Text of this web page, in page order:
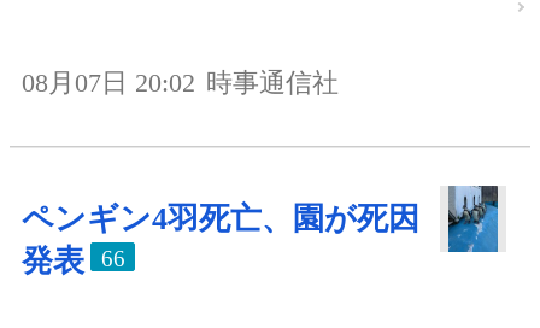
08月07日 20:02 時事通信社
ペンギン4羽死亡、園が死因
発表
66